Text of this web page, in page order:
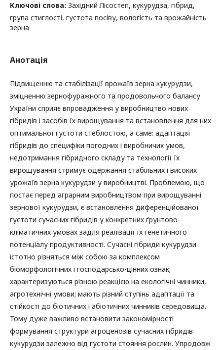
Ключові слова: Західний Лісостеп, кукурудза, гібрид,
група стиглості, густота посіву, вологість та врожайність
зерна
Анотація
Підвищенню та стабілізації врожаїв зерна кукурудзи,
зміцненню зернофуражного та продовольчого балансу
України сприяє впровадження у виробництво нових
гібридів і засобів їх вирощування та встановлення для них
оптимальної густоти стеблостою, а саме: адаптація
гібридів до специфіки погодних і виробничих умов,
недотримання гібридного складу та технології їх
вирощування стримує одержання стабільних і високих
урожаїв зерна кукурудзи у виробництві. Проблемою, що
постає перед аграрним виробництвом при вирощуванні
зернової кукурудзи, є встановлення диференційованої
густоти сучасних гібридів у конкретних ґрунтово-
кліматичних умовах задля реалізації їх генетичного
потенціалу продуктивності. Сучасні гібриди кукурудзи
істотно різняться між собою за комплексом
біоморфологічних і господарсько-цінних ознак;
характеризуються різною реакцією на екологічні чинники,
агротехнічні умови; мають різний ступінь адаптації та
стійкості до біотичних і абіотичних чинників середовища.
Тому дуже важливо встановити закономірності
формування структури агроценозів сучасних гібридів
кукурудзи залежно від густоти стояння рослин. Упродовж